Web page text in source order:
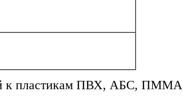
к пластикам ПВХ, АБС, ПММА